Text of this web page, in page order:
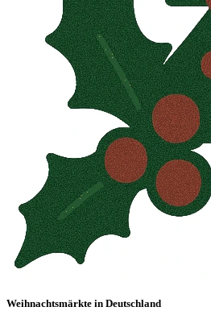
Weihnachtsmärkte in Deutschland